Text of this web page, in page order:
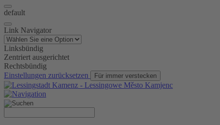
default
Link Navigator
Linksbündig
Zentriert ausgerichtet
Rechtsbündig
Einstellungen zurücksetzen
Für immer verstecken